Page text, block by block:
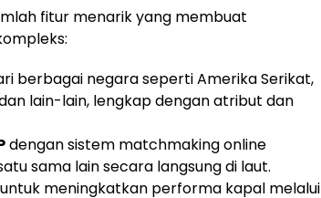
fitur menarik yang membuat
berbagai negara seperti Amerika Serikat,
lain-lain, lengkap dengan atribut dan
dengan sistem matchmaking online
sama lain secara langsung di laut.
untuk meningkatkan performa kapal melalui